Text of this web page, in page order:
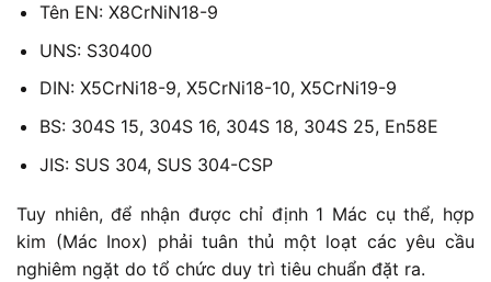
Tên EN: X8CrNiN18-9
UNS: S30400
DIN: X5CrNi18-9, X5CrNi18-10, X5CrNi19-9
BS: 304S 15, 304S 16, 304S 18, 304S 25, En58E
JIS: SUS 304, SUS 304-CSP
Tuy nhiên, để nhận được chỉ định 1 Mác cụ thể, hợp
kim (Mác Inox) phải tuân thủ một loạt các yêu cầu
nghiêm ngặt do tổ chức duy trì tiêu chuẩn đặt ra.